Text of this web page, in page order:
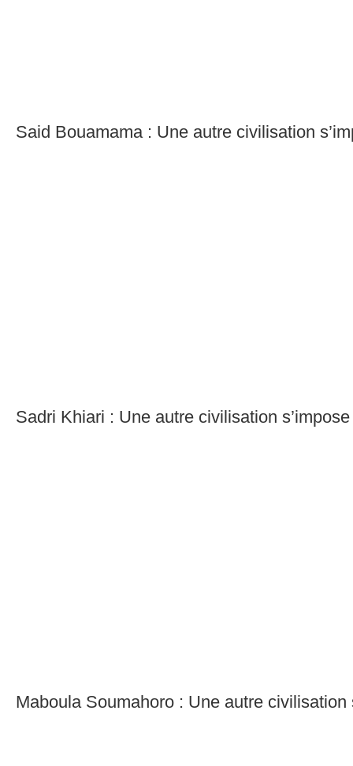
Said Bouamama : Une autre civilisation
Sadri Khiari : Une autre civilisation s’impose
Maboula Soumahoro : Une autre civilisation